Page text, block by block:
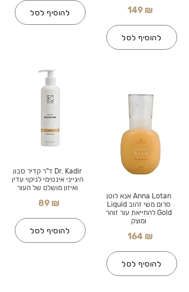
להוסיף לסל
Dr. Kadir ד"ר קדיר סבון
היגייני אינטימי לניקוי עדין
ואיזון מושלם של העור
89 ₪
להוסיף לסל
149 ₪
להוסיף לסל
Anna Lotan אנא לוטן
סרום משי זהוב Liquid
Gold להחייאת עור זוהר
ומוצק
164 ₪
להוסיף לסל